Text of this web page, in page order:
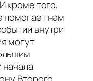
кроме того,
помогает нам
внутри
могут